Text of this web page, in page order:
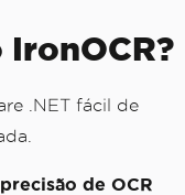
.NET fácil de
de OCR